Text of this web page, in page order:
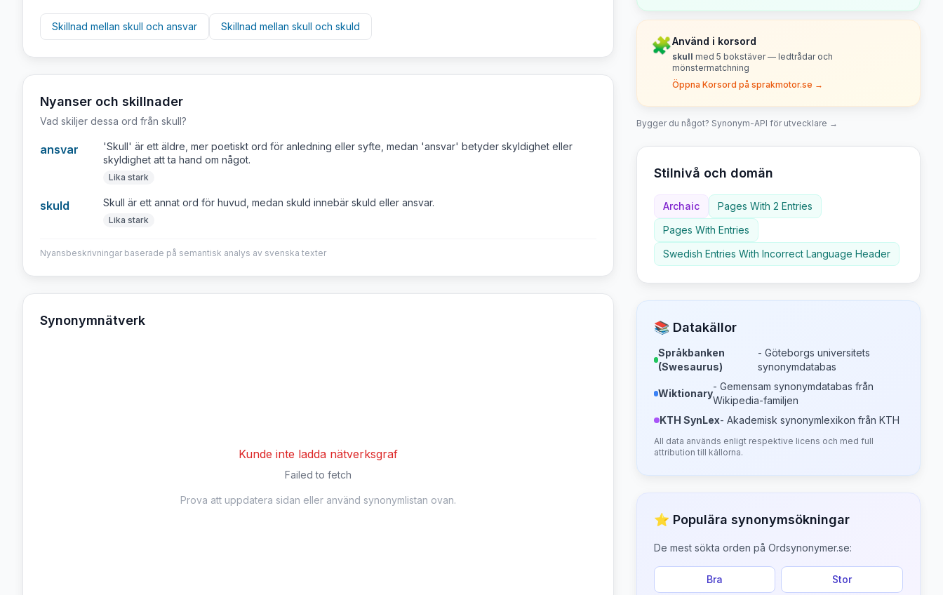
Skillnad mellan skull och ansvar Skillnad mellan skull och skuld
Nyanser och skillnader
Vad skiljer dessa ord från skull?
ansvar
'Skull' är ett äldre, mer poetiskt ord för anledning eller syfte, medan 'ansvar' betyder skyldighet eller
skyldighet att ta hand om något.
Lika stark
skuld Skull är ett annat ord för huvud, medan skuld innebär skuld eller ansvar.
Lika stark
Nyansbeskrivningar baserade på semantisk analys av svenska texter
Synonymnätverk
Kunde inte ladda nätverksgraf
Failed to fetch
Prova att uppdatera sidan eller använd synonymlistan ovan.
🧩Använd i korsord
skull med 5 bokstäver — ledtrådar och
mönstermatchning
Öppna Korsord på sprakmotor.se →
Bygger du något? Synonym-API för utvecklare →
Stilnivå och domän
Archaic
Pages With 2 Entries
Pages With Entries
Swedish Entries With Incorrect Language Header
📚 Datakällor
Språkbanken
(Swesaurus)
- Göteborgs universitets
synonymdatabas
Wiktionary
- Gemensam synonymdatabas från
Wikipedia-familjen
KTH SynLex- Akademisk synonymlexikon från KTH
All data används enligt respektive licens och med full
attribution till källorna.
⭐ Populära synonymsökningar
De mest sökta orden på Ordsynonymer.se:
Bra Stor